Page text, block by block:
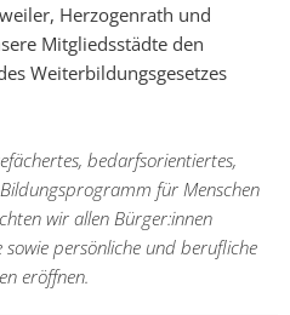
Herzogenrath und
Mitgliedsstädte den
Weiterbildungsgesetzes
bedarfsorientiertes,
für Menschen
wir allen Bürger:innen
sowie persönliche und berufliche
eröffnen.